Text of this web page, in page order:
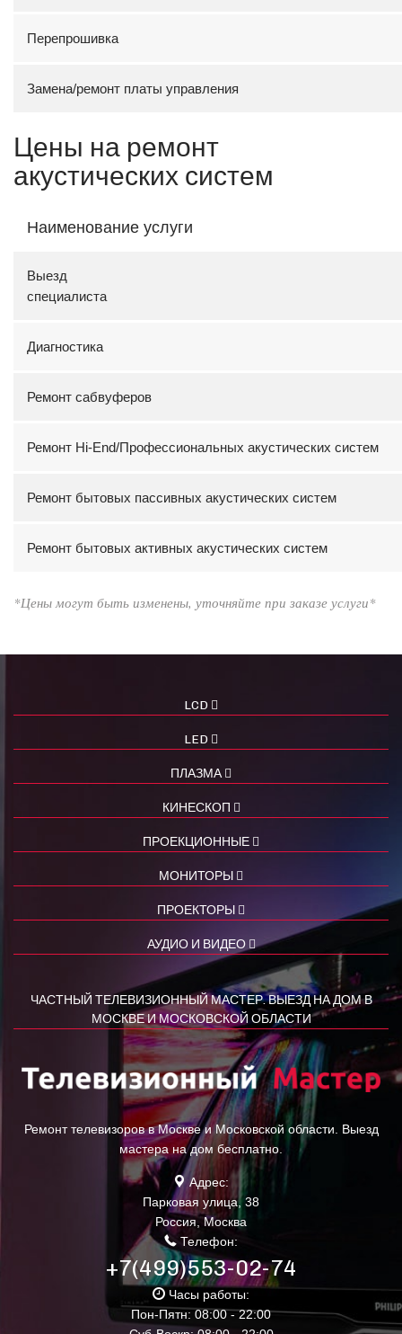
Перепрошивка
Замена/ремонт платы управления
Цены на ремонт
акустических систем
Наименование услуги
Выезд
Диагностика
Ремонт сабвуферов
Ремонт Hi-End/Профессиональных акустических систем
Ремонт бытовых пассивных акустических систем
Ремонт бытовых активных акустических систем
*Цены могут быть изменены, уточняйте при заказе услуги*
LCD
LED
ПЛАЗМА
КИНЕСКОП
ПРОЕКЦИОННЫЕ
МОНИТОРЫ
ПРОЕКТОРЫ
АУДИО И ВИДЕО
ЧАСТНЫЙ ТЕЛЕВИЗИОННЫЙ МАСТЕР. ВЫЕЗД НА ДОМ В
МОСКВЕ И МОСКОВСКОЙ ОБЛАСТИ
Ремонт телевизоров в Москве и Московской области. Выезд
мастера на дом бесплатно.
Адрес:
Парковая улица, 38
Россия,Москва
Телефон:
+7(499)553-02-74
Часы работы:
Пон-Пятн: 08:00 - 22:00